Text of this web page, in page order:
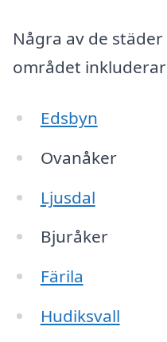
Några av de
området
Edsbyn
Ovanåker
Ljusdal
Bjuråker
Färila
Hudiksvall